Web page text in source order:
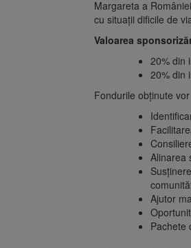
Margareta a
cu situații dificile de
Valoarea
20% din
20% din
Fondurile obținute
Alinarea
Ajutor
Pachete